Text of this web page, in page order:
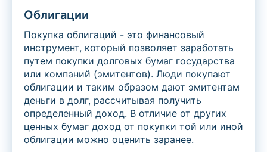
Облигации
Покупка облигаций - это финансовый
инструмент, который позволяет заработать
путем покупки долговых бумаг государства
или компаний (эмитентов). Люди покупают
облигации и таким образом дают эмитентам
деньги в долг, рассчитывая получить
определенный доход. В отличие от других
ценных бумаг доход от покупки той или иной
облигации можно оценить заранее.